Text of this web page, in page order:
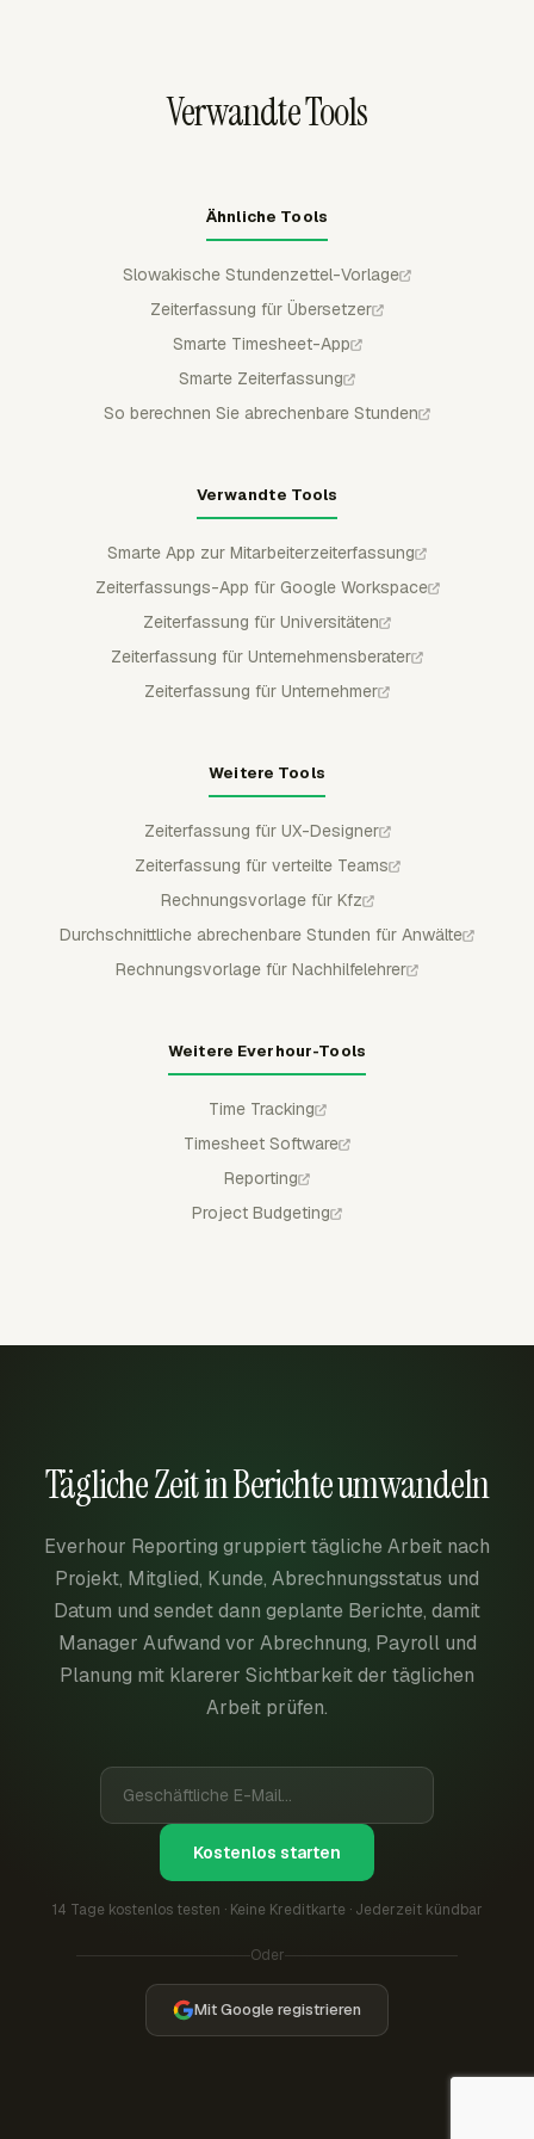
Verwandte Tools
Ähnliche Tools
Slowakische Stundenzettel-Vorlage
Zeiterfassung für Übersetzer
Smarte Timesheet-App
Smarte Zeiterfassung
So berechnen Sie abrechenbare Stunden
Verwandte Tools
Smarte App zur Mitarbeiterzeiterfassung
Zeiterfassungs-App für Google Workspace
Zeiterfassung für Universitäten
Zeiterfassung für Unternehmensberater
Zeiterfassung für Unternehmer
Weitere Tools
Zeiterfassung für UX-Designer
Zeiterfassung für verteilte Teams
Rechnungsvorlage für Kfz
Durchschnittliche abrechenbare Stunden für Anwälte
Rechnungsvorlage für Nachhilfelehrer
Weitere Everhour-Tools
Time Tracking
Timesheet Software
Reporting
Project Budgeting
Tägliche Zeit in Berichte umwandeln
Everhour Reporting gruppiert tägliche Arbeit nach
Projekt, Mitglied, Kunde, Abrechnungsstatus und
Datum und sendet dann geplante Berichte, damit
Manager Aufwand vor Abrechnung, Payroll und
Planung mit klarerer Sichtbarkeit der täglichen
Arbeit prüfen.
Kostenlos starten
14 Tage kostenlos testen · Keine Kreditkarte · Jederzeit kündbar
Oder
Mit Google registrieren